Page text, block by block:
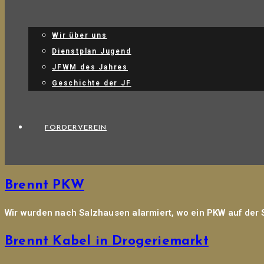
Wir über uns
Dienstplan Jugend
JFWM des Jahres
Geschichte der JF
FÖRDERVEREIN
Brennt PKW
Wir wurden nach Salzhausen alarmiert, wo ein PKW auf
Brennt Kabel in Drogeriemarkt